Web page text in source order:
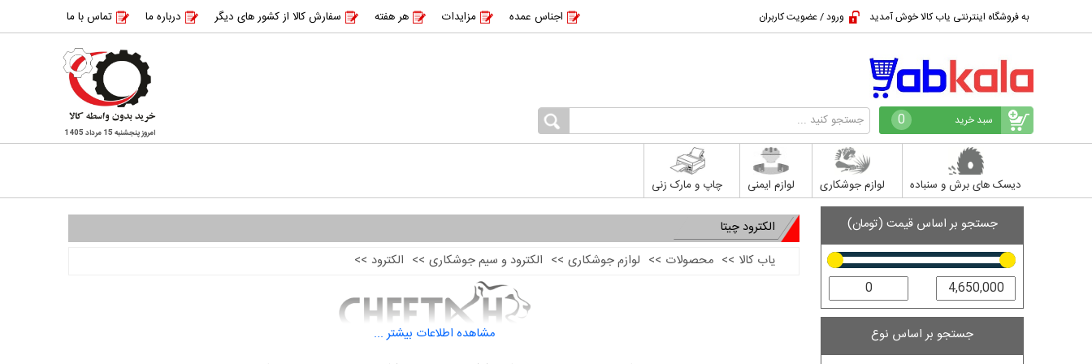
به فروشگاه اینترنتی یاب کالا خوش آمدید ورود / عضویت کاربران اجناس عمده مزایدات هر هفته سفارش کالا از کشور های دیگر درباره ما تماس با ما
سبد خرید 0
امروز پنجشنبه 15 مرداد 1405
دیسک های برش و سنباده لوازم جوشکاری لوازم ایمنی چاپ و مارک زنی
جستجو بر اساس قیمت (تومان)
جستجو بر اساس نوع
الکترود چیتا
یاب کالا >> محصولات >> لوازم جوشکاری >> الکترود و سیم جوشکاری >> الکترود >>
مشاهده اطلاعات بیشتر ...